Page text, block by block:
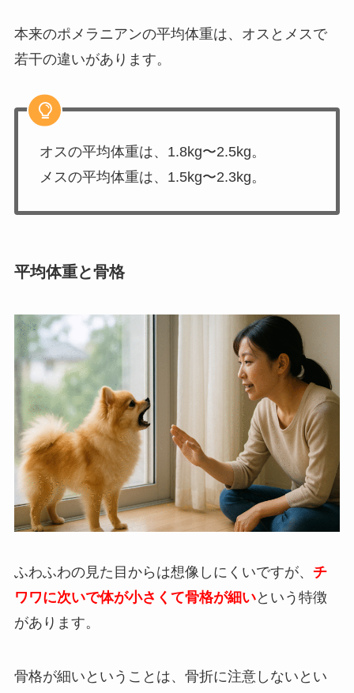
本来のポメラニアンの平均体重は、オスとメスで
若干の違いがあります。
オスの平均体重は、1.8kg〜2.5kg。
メスの平均体重は、1.5kg〜2.3kg。
平均体重と骨格
ふわふわの見た目からは想像しにくいですが、 チ
ワワに次いで体が小さくて骨格が細いという特徴
があります。
骨格が細いということは、骨折に注意しないとい